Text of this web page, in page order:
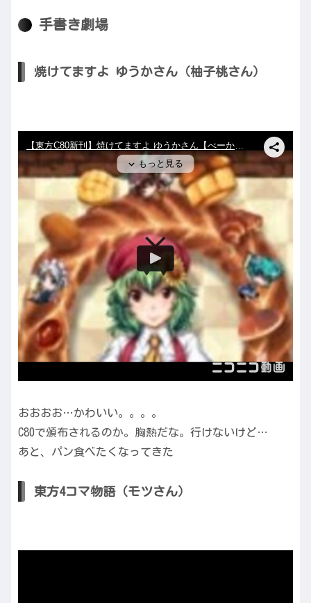
手書き劇場
焼けてますよ ゆうかさん（柚子桃さん）
おおおお…かわいい。。。。
C80で頒布されるのか。胸熱だな。行けないけど…
あと、パン食べたくなってきた
東方4コマ物語（モツさん）